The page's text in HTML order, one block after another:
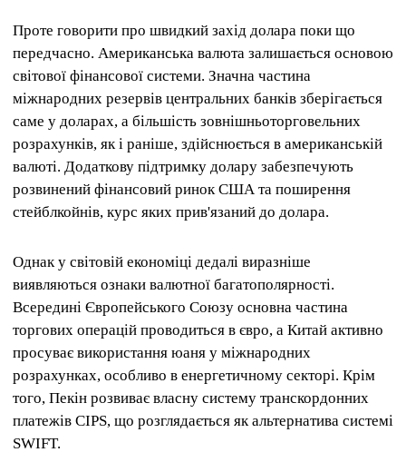
Проте говорити про швидкий захід долара поки що
передчасно. Американська валюта залишається основою
світової фінансової системи. Значна частина
міжнародних резервів центральних банків зберігається
саме у доларах, а більшість зовнішньоторговельних
розрахунків, як і раніше, здійснюється в американській
валюті. Додаткову підтримку долару забезпечують
розвинений фінансовий ринок США та поширення
стейблкойнів, курс яких прив'язаний до долара.
Однак у світовій економіці дедалі виразніше
виявляються ознаки валютної багатополярності.
Всередині Європейського Союзу основна частина
торгових операцій проводиться в євро, а Китай активно
просуває використання юаня у міжнародних
розрахунках, особливо в енергетичному секторі. Крім
того, Пекін розвиває власну систему транскордонних
платежів CIPS, що розглядається як альтернатива системі
SWIFT.